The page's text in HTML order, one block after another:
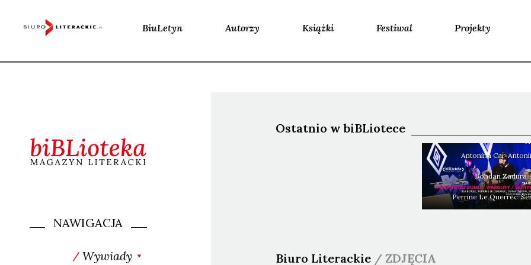
BiuLetyn Autorzy Książki Festiwal Projekty
NAWIGACJA
Wywiady
Ostatnio w biBLiotece
Antonina Car
BohdanZadura
PerrineLe Querrec
Biuro Literackie / ZDJĘCIA